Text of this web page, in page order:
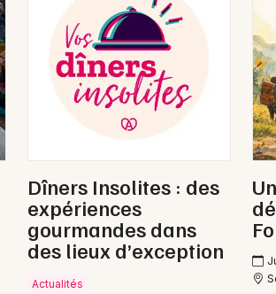
Dîners Insolites : des
expériences
gourmandes dans
des lieux d’exception
Actualités